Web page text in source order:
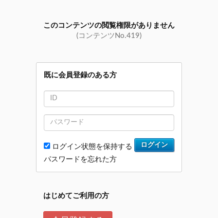
このコンテンツの閲覧権限がありません
(コンテンツNo.419)
既に会員登録のある方
ログイン
ログイン状態を保持する
パスワードを忘れた方
はじめてご利用の方